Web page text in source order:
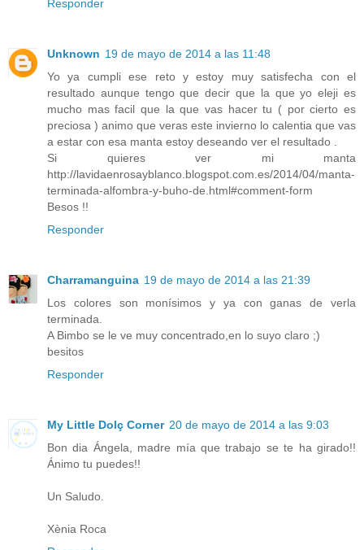
Responder
Unknown 19 de mayo de 2014 a las 11:48
Yo ya cumpli ese reto y estoy muy satisfecha con el
resultado aunque tengo que decir que la que yo eleji es
mucho mas facil que la que vas hacer tu ( por cierto es
preciosa ) animo que veras este invierno lo calentia que vas
a estar con esa manta estoy deseando ver el resultado .
Si quieres ver mi manta
http://lavidaenrosayblanco.blogspot.com.es/2014/04/manta-
terminada-alfombra-y-buho-de.html#comment-form
Besos !!
Responder
Charramanguina 19 de mayo de 2014 a las 21:39
Los colores son monísimos y ya con ganas de verla
terminada.
A Bimbo se le ve muy concentrado,en lo suyo claro ;)
besitos
Responder
My Little Dolç Corner 20 de mayo de 2014 a las 9:03
Bon dia Ángela, madre mía que trabajo se te ha girado!!
Ánimo tu puedes!!
Un Saludo.
Xènia Roca